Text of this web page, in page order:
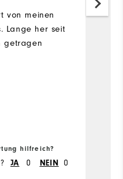
von meinen
Lange her seit
getragen
hilfreich?
JA 0 NEIN 0